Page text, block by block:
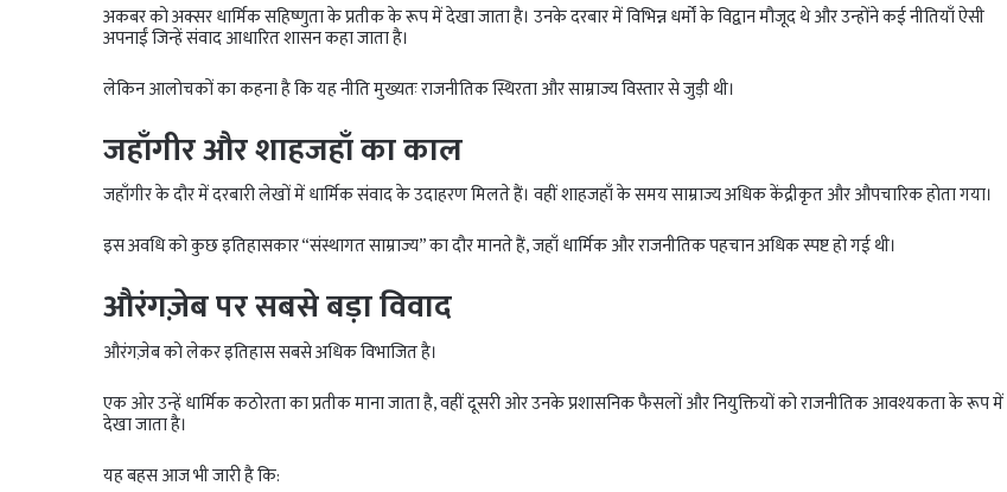
अकबर को अक्सर धार्मिक सहिष्णुता के प्रतीक के रूप में देखा जाता है। उनके दरबार में विभिन्न धर्मों के विद्वान मौजूद थे और उन्होंने कई नीतियाँ ऐसी
अपनाईं जिन्हें संवाद आधारित शासन कहा जाता है।
लेकिन आलोचकों का कहना है कि यह नीति मुख्यतः राजनीतिक स्थिरता और साम्राज्य विस्तार से जुड़ी थी।
जहाँगीर और शाहजहाँ का काल
जहाँगीर के दौर में दरबारी लेखों में धार्मिक संवाद के उदाहरण मिलते हैं। वहीं शाहजहाँ के समय साम्राज्य अधिक केंद्रीकृत और औपचारिक होता गया।
इस अवधि को कुछ इतिहासकार “संस्थागत साम्राज्य” का दौर मानते हैं, जहाँ धार्मिक और राजनीतिक पहचान अधिक स्पष्ट हो गई थी।
औरंगज़ेब पर सबसे बड़ा विवाद
औरंगज़ेब को लेकर इतिहास सबसे अधिक विभाजित है।
एक ओर उन्हें धार्मिक कठोरता का प्रतीक माना जाता है, वहीं दूसरी ओर उनके प्रशासनिक फैसलों और नियुक्तियों को राजनीतिक आवश्यकता के रूप में
देखा जाता है।
यह बहस आज भी जारी है कि: